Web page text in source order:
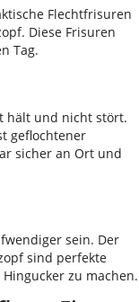
Flechtfrisuren
Diese Frisuren
Tag.
hält und nicht stört.
geflochtener
sicher an Ort und
sein. Der
sind perfekte
zu machen.